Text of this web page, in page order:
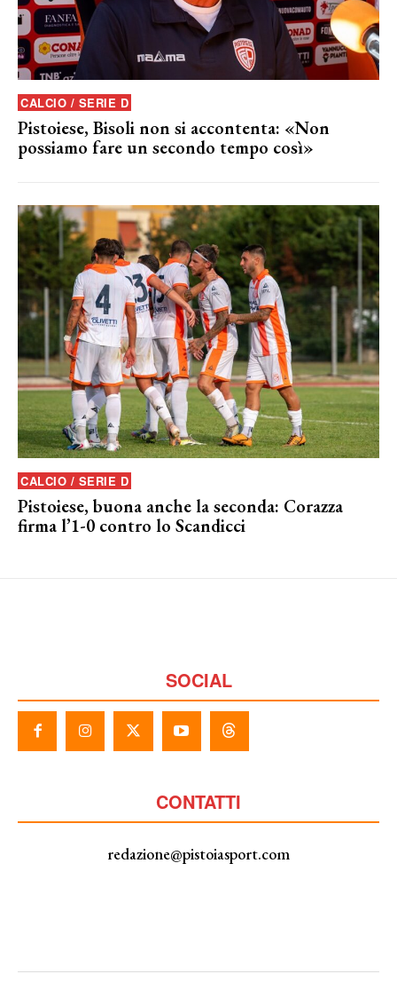
CALCIO / SERIE D
Pistoiese, Bisoli non si accontenta: «Non
possiamo fare un secondo tempo così»
CALCIO / SERIE D
Pistoiese, buona anche la seconda: Corazza
firma l’1-0 contro lo Scandicci
SOCIAL
CONTATTI
redazione@pistoiasport.com